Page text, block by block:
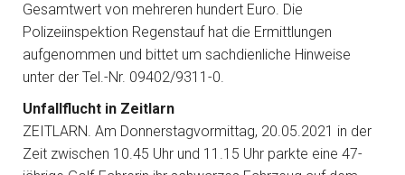
Gesamtwert von mehreren hundert Euro. Die
Polizeiinspektion Regenstauf hat die Ermittlungen
aufgenommen und bittet um sachdienliche Hinweise
unter der Tel.-Nr. 09402/9311-0.
Unfallflucht in Zeitlarn
ZEITLARN. Am Donnerstagvormittag, 20.05.2021 in der
Zeit zwischen 10.45 Uhr und 11.15 Uhr parkte eine 47-